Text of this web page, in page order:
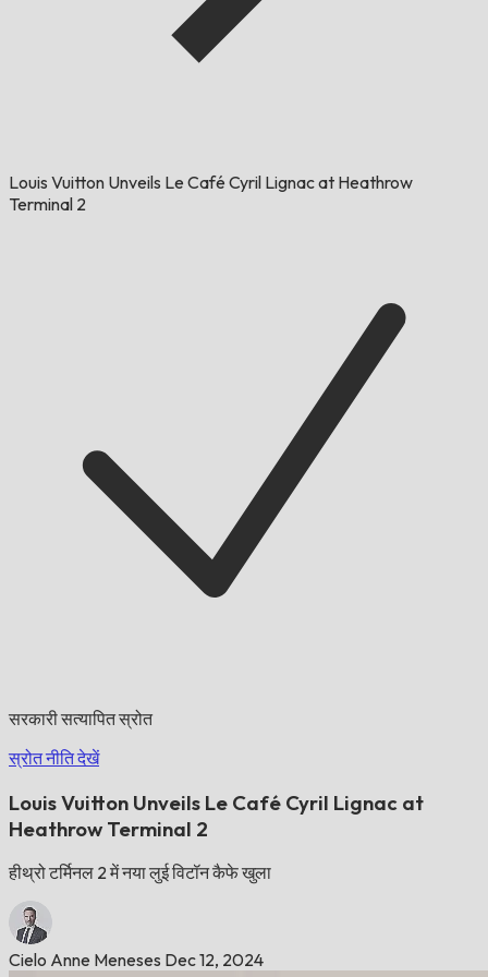
Louis Vuitton Unveils Le Café Cyril Lignac at Heathrow
Terminal 2
सरकारी सत्यापित स्रोत
स्रोत नीति देखें
Louis Vuitton Unveils Le Café Cyril Lignac at
Heathrow Terminal 2
हीथ्रो टर्मिनल 2 में नया लुई विटॉन कैफे खुला
Cielo Anne Meneses Dec 12, 2024